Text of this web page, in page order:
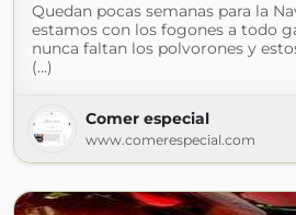
Quedan pocas semanas para la
estamos con los fogones a todo
nunca faltan los polvorones y
(...)
Comer especial
www.comerespecial.com